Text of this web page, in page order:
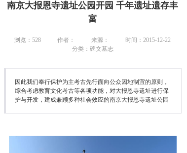
3D
缅怀
南京大报恩寺遗址公园开园 千年遗址遗存丰
富
浏览： 528 作者： 来源：
时间：2015-12-22
分类：碑文墓志
因此我们奉行保护为主考古先行面向公众因地制宜的原则，
综合考虑教育文化考古等各项功能，对大报恩寺遗址进行保
护与开发，建成兼顾多种社会效应的南京大报恩寺遗址公园